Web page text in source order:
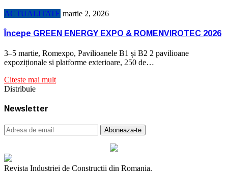
ACTUALITATE martie 2, 2026
Începe GREEN ENERGY EXPO & ROMENVIROTEC 2026
3–5 martie, Romexpo, Pavilioanele B1 și B2 2 pavilioane
expoziționale si platforme exterioare, 250 de…
Citeste mai mult
Distribuie
Newsletter
Revista Industriei de Constructii din Romania.